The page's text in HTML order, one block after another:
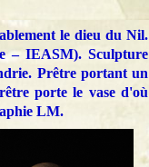
le dieu du Nil.
– IEASM). Sculpture
Prêtre portant un
porte le vase d'où
LM.